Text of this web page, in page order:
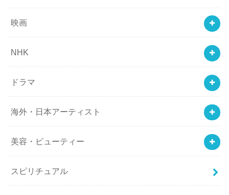
映画
NHK
ドラマ
海外・日本アーティスト
美容・ビューティー
スピリチュアル